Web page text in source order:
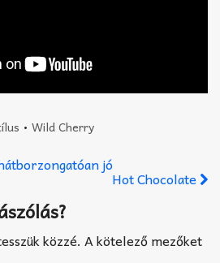
•Wild Cherry
jó
Hot Chocolate
közzé. A kötelező mezőket